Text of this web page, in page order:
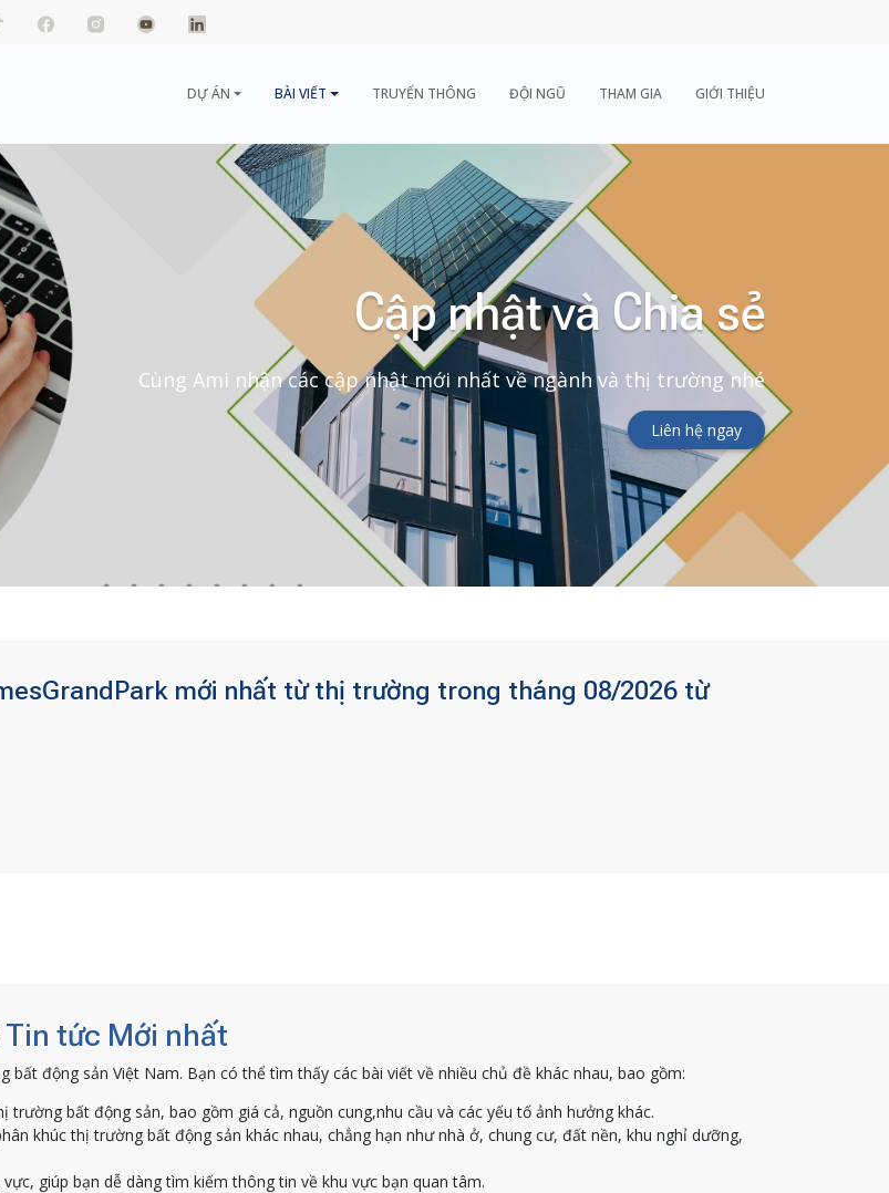
DỰ ÁN BÀI VIẾT TRUYỂN THÔNG ĐỘI NGŨ THAM GIA GIỚI THIỆU
Cập nhật và Chia sẻ
Cùng Ami nhận các cập nhật mới nhất về ngành và thị trường nhé
Liên hệ ngay
mới nhất từ thị trường trong tháng 08/2026 từ
tức Mới nhất
động sản Việt Nam. Bạn có thể tìm thấy các bài viết về nhiều chủ đề khác nhau, bao gồm:
trường bất động sản, bao gồm giá cả, nguồn cung,nhu cầu và các yếu tố ảnh hưởng khác.
khúc thị trường bất động sản khác nhau, chẳng hạn như nhà ở, chung cư, đất nền, khu nghỉ dưỡng,
giúp bạn dễ dàng tìm kiếm thông tin về khu vực bạn quan tâm.